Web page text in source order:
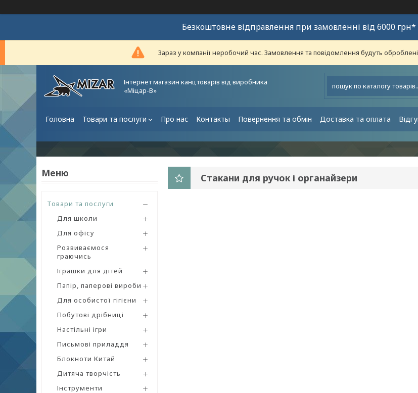
Безкоштовне відправлення при замовленні від 6000 грн*
Зараз у компанії неробочий час. Замовлення та повідомлення будуть
Інтернет магазин канцтоварів від виробника
«Міцар-В»
Головна Товари та послуги Про нас Контакты Повернення та обмін Доставка та оплата
Товари та послуги
Для школи
Для офісу
Розвиваємося
граючись
Іграшки для дітей
Папір, паперові вироби
Для особистої гігієни
Побутові дрібниці
Настільні ігри
Письмові приладдя
Блокноти Китай
Дитяча творчість
Інструменти
Стакани для ручок і органайзери